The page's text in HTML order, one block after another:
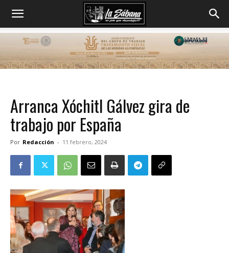
Arranca Xóchitl Gálvez gira de
trabajo por España
Por Redacción - 11 febrero, 2024